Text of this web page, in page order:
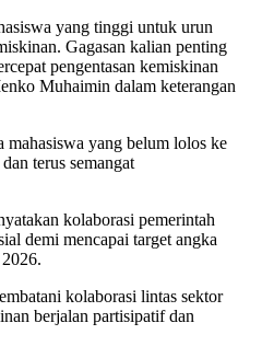
yang tinggi untuk urun
Gagasan kalian penting
pengentasan kemiskinan
Muhaimin dalam keterangan
yang belum lolos ke
terus semangat
kolaborasi pemerintah
demi mencapai target angka
kolaborasi lintas sektor
berjalan partisipatif dan